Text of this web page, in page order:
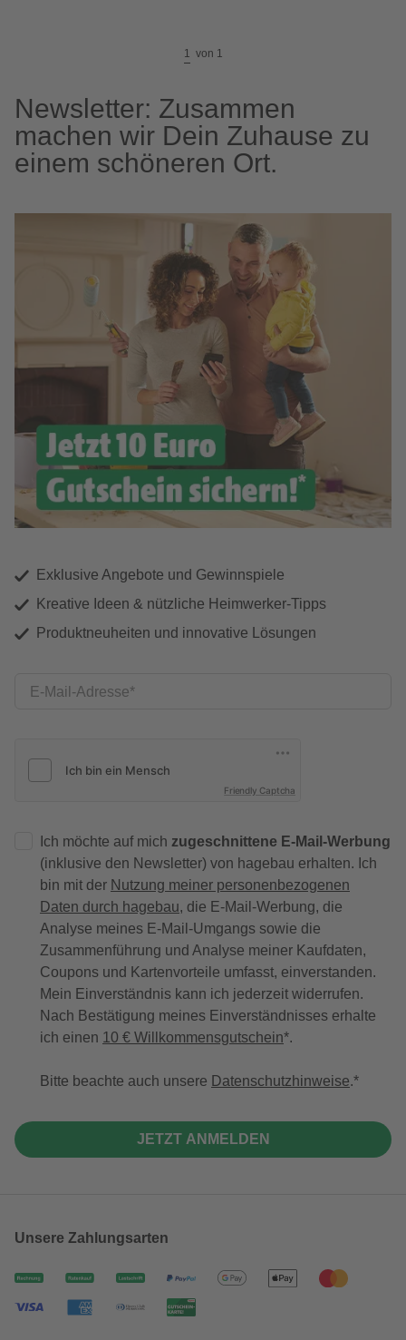
1 von 1
Newsletter: Zusammen
machen wir Dein Zuhause zu
einem schöneren Ort.
Exklusive Angebote und Gewinnspiele
Kreative Ideen & nützliche Heimwerker-Tipps
Produktneuheiten und innovative Lösungen
E-Mail-Adresse
Friendly Captcha
Ich möchte auf mich zugeschnittene E-Mail-Werbung
(inklusive den Newsletter) von hagebau erhalten. Ich
bin mit der Nutzung meiner personenbezogenen
Daten durch hagebau, die E-Mail-Werbung, die
Analyse meines E-Mail-Umgangs sowie die
Zusammenführung und Analyse meiner Kaufdaten,
Coupons und Kartenvorteile umfasst, einverstanden.
Mein Einverständnis kann ich jederzeit widerrufen.
Nach Bestätigung meines Einverständnisses erhalte
ich einen 10 € Willkommensgutschein*.
Bitte beachte auch unsere Datenschutzhinweise.
JETZT ANMELDEN
Unsere Zahlungsarten